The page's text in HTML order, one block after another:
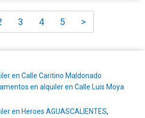
3 4 5 >
en Calle Caritino Maldonado
en alquiler en Calle Luis Moya
en Heroes AGUASCALIENTES,